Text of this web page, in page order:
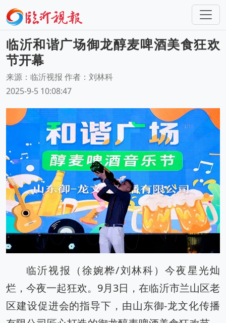
临沂和谐广场御龙醇麦啤酒美食狂欢
节开幕
来源：临沂视报 作者：刘林科
2025-9-5 10:08:47
临沂视报（徐婉桦/刘林科）今夜星光灿
烂，今夜一起狂欢。9月3日，在临沂市兰山区老
区建设促进会的指导下，由山东御-龙文化传播